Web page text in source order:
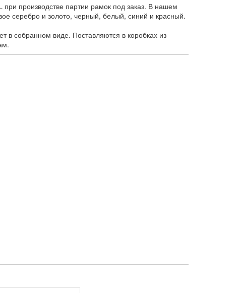
производстве партии рамок под заказ. В нашем
серебро и золото, черный, белый, синий и красный.
в собранном виде. Поставляются в коробках из